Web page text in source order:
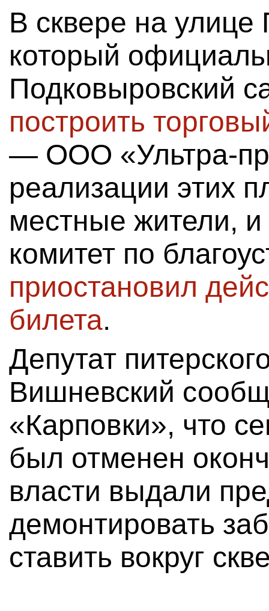
В сквере на
который
Подковыровский
построить
— ООО «Ультра-
реализации этих
местные жители, и
комитет по
приостановил
билета.
Депутат
Вишневский
«Карповки», что
был отменен
власти выдали
демонтировать
ставить вокруг